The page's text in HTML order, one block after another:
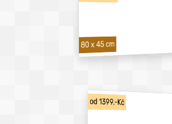
80 x 45 cm
od 1399,-Kč